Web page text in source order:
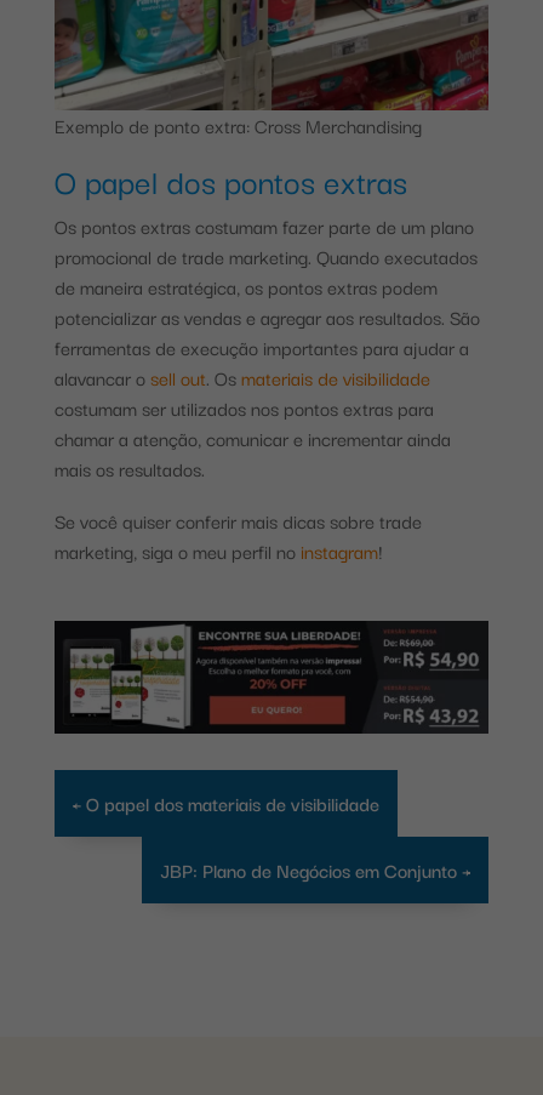
Exemplo de ponto extra: Cross Merchandising
O papel dos pontos extras
Os pontos extras costumam fazer parte de um plano
promocional de trade marketing. Quando executados
de maneira estratégica, os pontos extras podem
potencializar as vendas e agregar aos resultados. São
ferramentas de execução importantes para ajudar a
alavancar osell out. Osmateriais de visibilidade
costumam ser utilizados nos pontos extras para
chamar a atenção, comunicar e incrementar ainda
mais os resultados.
Se você quiser conferir mais dicas sobre trade
marketing, siga o meu perfil no instagram!
←O papel dos materiais de visibilidade
JBP: Plano de Negócios em Conjunto→